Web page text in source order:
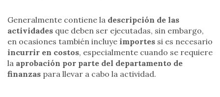
Generalmente contiene la descripción de las
actividades que deben ser ejecutadas, sin embargo,
en ocasiones también incluye importes si es necesario
incurrir en costos, especialmente cuando se requiere
la aprobación por parte del departamento de
finanzas para llevar a cabo la actividad.